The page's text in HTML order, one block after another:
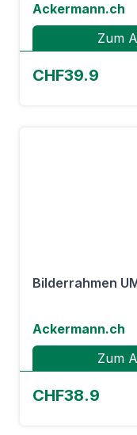
Ackermann.ch
Zum
CHF39.9
Bilderrahmen
Ackermann.ch
Zum
CHF38.9